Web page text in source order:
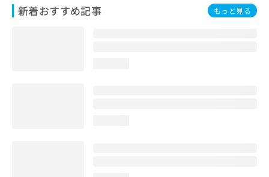
新着おすすめ記事 もっと見る
ら